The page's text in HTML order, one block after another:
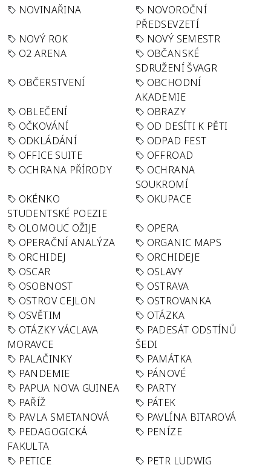
NOVINAŘINA
NOVOROČNÍ
PŘEDSEVZETÍ
NOVÝ ROK
NOVÝ SEMESTR
O2 ARENA
OBČANSKÉ
SDRUŽENÍ ŠVAGR
OBČERSTVENÍ
OBCHODNÍ
AKADEMIE
OBLEČENÍ
OBRAZY
OČKOVÁNÍ
OD DESÍTI K PĚTI
ODKLÁDÁNÍ
ODPAD FEST
OFFICE SUITE
OFFROAD
OCHRANA PŘÍRODY
OCHRANA
SOUKROMÍ
OKÉNKO
STUDENTSKÉ POEZIE
OKUPACE
OLOMOUC OŽIJE
OPERA
OPERAČNÍ ANALÝZA
ORGANIC MAPS
ORCHIDEJ
ORCHIDEJE
OSCAR
OSLAVY
OSOBNOST
OSTRAVA
OSTROV CEJLON
OSTROVANKA
OSVĚTIM
OTÁZKA
OTÁZKY VÁCLAVA
MORAVCE
PADESÁT ODSTÍNŮ
ŠEDI
PALAČINKY
PAMÁTKA
PANDEMIE
PÁNOVÉ
PAPUA NOVA GUINEA
PARTY
PAŘÍŽ
PÁTEK
PAVLA SMETANOVÁ
PAVLÍNA BITAROVÁ
PEDAGOGICKÁ
FAKULTA
PENÍZE
PETICE
PETR LUDWIG